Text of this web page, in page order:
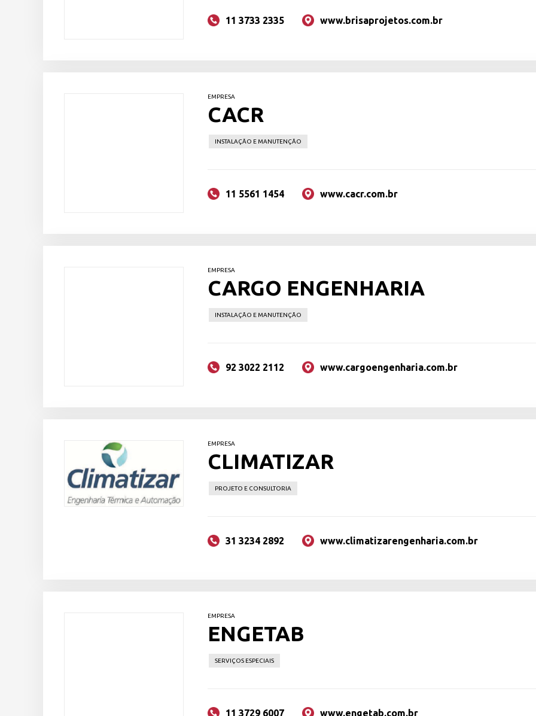
11 3733 2335 www.brisaprojetos.com.br
EMPRESA
CACR
INSTALAÇÃO E MANUTENÇÃO
11 5561 1454 www.cacr.com.br
EMPRESA
CARGO ENGENHARIA
INSTALAÇÃO E MANUTENÇÃO
92 3022 2112 www.cargoengenharia.com.br
EMPRESA
CLIMATIZAR
PROJETO E CONSULTORIA
31 3234 2892 www.climatizarengenharia.com.br
EMPRESA
ENGETAB
SERVIÇOS ESPECIAIS
11 3729 6007 www.engetab.com.br